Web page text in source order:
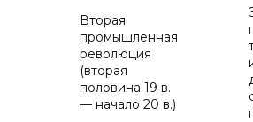
Вторая
промышленная
революция
(вторая
половина 19 в.
— начало 20 в.)